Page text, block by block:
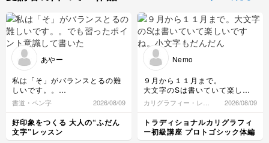
サシェ
石鹸作り
水引
つまみ細工
カービング
金継ぎ
手帳・ノート
整理収納・片付け
フラワーアレンジメント
和菓子
料理
ブランディング
物撮り・テーブルフォト
風景・スナップ
光・ライティング
構図
あやー
私は「そ」がバランスとるの難
しいです。。
でも習ったポイント意識して書
いたら楽しくて、先生が話すポ
イントをメモする時もそのポイ
ントを意識して書くとバランス
とれるのでどんどん書くのがた
書道・ペン字 2026/08/09
好印象をつくる 大人の“ふだん
文字”レッスン
Nemo
９月から１１月まで。
大文字のSは書いていて楽しい
ですね。
小文字もだんだん手癖がついて
きた気がするので、復習したい
です。
カリグラフィー・レタ
リング
2026/08/09
トラディショナルカリグラフィ
ー初級講座 プロトゴシック体編